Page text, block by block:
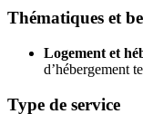
Thématiques et
Logement et
d’hébergement
Type de service